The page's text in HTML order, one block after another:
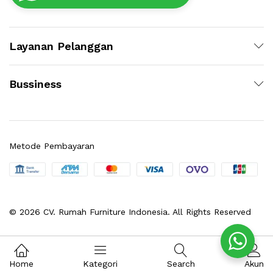
Layanan Pelanggan
Bussiness
© 2026 CV. Rumah Furniture Indonesia. All Rights Reserved
Metode Pembayaran
Home Kategori Search Akun